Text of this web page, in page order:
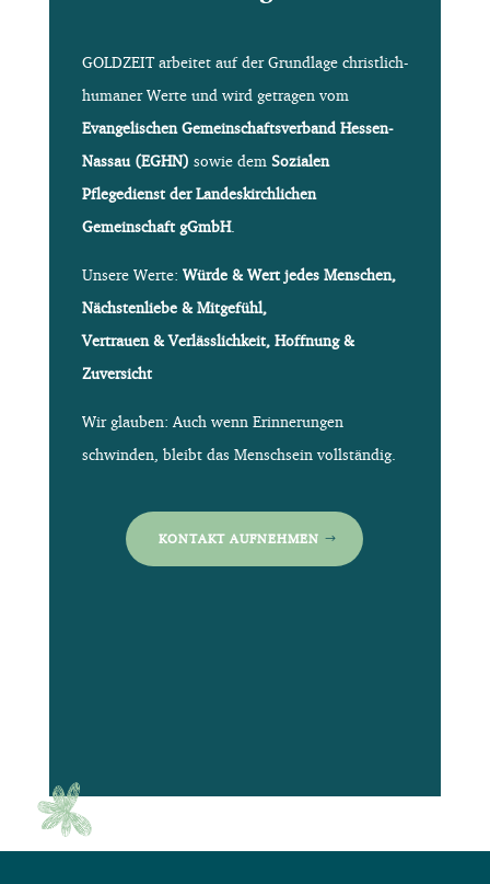
GOLDZEIT arbeitet auf der Grundlage christlich-
humaner Werte und wird getragen vom
Evangelischen Gemeinschaftsverband Hessen-
Nassau (EGHN) sowie dem Sozialen
Pflegedienst der Landeskirchlichen
Gemeinschaft gGmbH.
Unsere Werte: Würde & Wert jedes Menschen,
Nächstenliebe & Mitgefühl,
Vertrauen & Verlässlichkeit, Hoffnung &
Zuversicht
Wir glauben: Auch wenn Erinnerungen
schwinden, bleibt das Menschsein vollständig.
KONTAKT AUFNEHMEN